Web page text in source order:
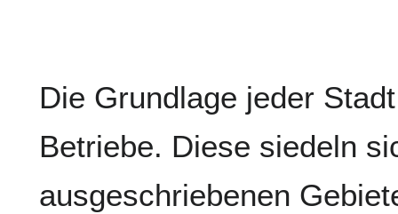
Die Grundlage jeder
Betriebe. Diese siedeln
ausgeschriebenen